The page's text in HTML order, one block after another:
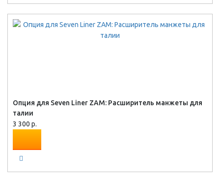
Опция для Seven Liner ZAM: Расширитель манжеты для
талии
3 300 р.